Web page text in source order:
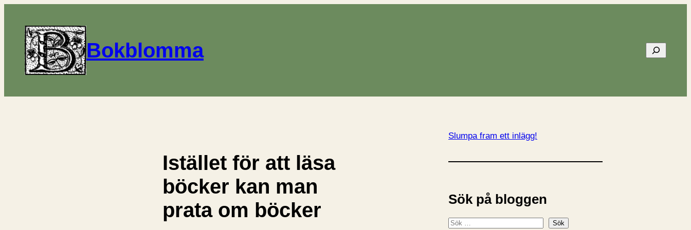
Bokblomma Sök
Istället för att läsa
böcker kan man
prata om böcker
Slumpa fram ett inlägg!
Sök på bloggen
S
Sök